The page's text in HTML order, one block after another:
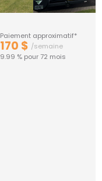
Paiement approximatif*
170 $ /semaine
9.99 % pour 72 mois